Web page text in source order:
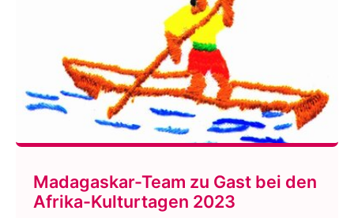
Madagaskar-Team zu Gast bei den
Afrika-Kulturtagen 2023